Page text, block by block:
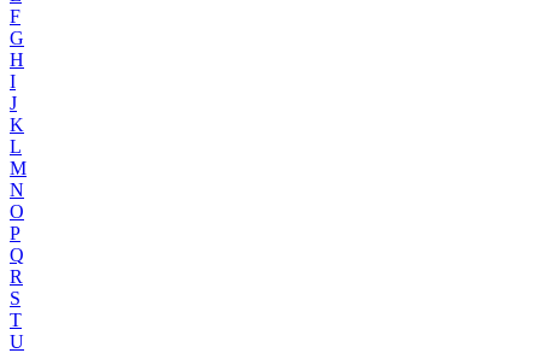
F
G
H
I
J
K
L
M
N
O
P
Q
R
S
T
U